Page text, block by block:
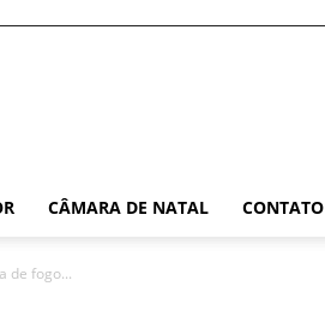
CÂMARA DE NATAL CONTATO
de fogo...